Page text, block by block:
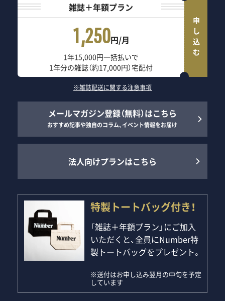
雑誌＋年額プラン
1,250円/月
1年15,000円一括払いで
1年分の雑誌（約17,000円）宅配付
申し込む
※雑誌配送に関する注意事項
メールマガジン登録（無料）はこちら
おすすめ記事や独自のコラム、イベント情報をお届け
法人向けプランはこちら
特製トートバッグ付き！
「雑誌＋年額プラン」にご加入
いただくと、全員にNumber特
製トートバッグをプレゼント。
※送付はお申し込み翌月の中旬を予定
しています